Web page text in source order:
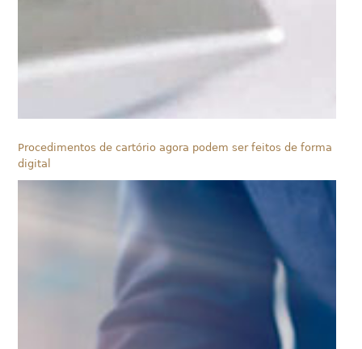
Procedimentos de cartório agora podem ser feitos de forma
digital